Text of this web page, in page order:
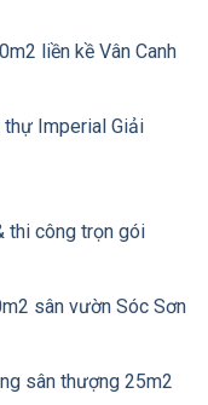
liền kề Vân Canh
Imperial Giải
thi công trọn gói
sân vườn Sóc Sơn
sân thượng 25m2